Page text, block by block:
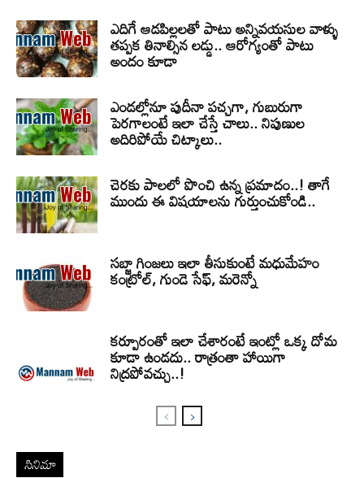
ఎదిగే ఆడపిల్లలతో పాటు అన్నివయసుల వాళ్ళు
తప్పక తినాల్సిన లడ్డు.. ఆరోగ్యంతో పాటు
అందం కూడా
ఎండల్లోనూ పుదీనా పచ్చగా, గుబురుగా
పెరగాలంటే ఇలా చేస్తే చాలు.. నిపుణుల
అదిరిపోయే చిట్కాలు..
చెరకు పాలలో పొంచి ఉన్న ప్రమాదం..! తాగే
ముందు ఈ విషయాలను గుర్తుంచుకోండి..
సబ్జా గింజలు ఇలా తీసుకుంటే మధుమేహం
కంట్రోల్, గుండె సేఫ్, మరెన్నో
కర్పూరంతో ఇలా చేశారంటే ఇంట్లో ఒక్క దోమ
కూడా ఉండదు.. రాత్రంతా హాయిగా
నిద్రపోవచ్చు..!
సినిమా